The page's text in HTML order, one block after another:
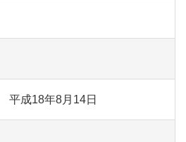
平成18年8月14日